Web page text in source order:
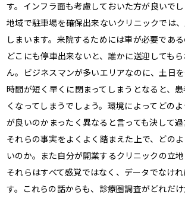
す。インフラ面も考慮しておいた方が良いで
地域で駐車場を確保出来ないクリニックでは
しまいます。来院するためには車が必要であ
どこにも停車出来ないと、誰かに送迎しても
ん。ビジネスマンが多いエリアなのに、土日
時間が短く早くに閉まってしまうとなると、
くなってしまうでしょう。環境によってどの
が良いのかまったく異なると言っても決して過
それらの事実をよくよく踏まえた上で、どの
いのか。また自分が開業するクリニックの立地
それらはすべて感覚ではなく、データでなけ
す。これらの話からも、診療圏調査がどれだ